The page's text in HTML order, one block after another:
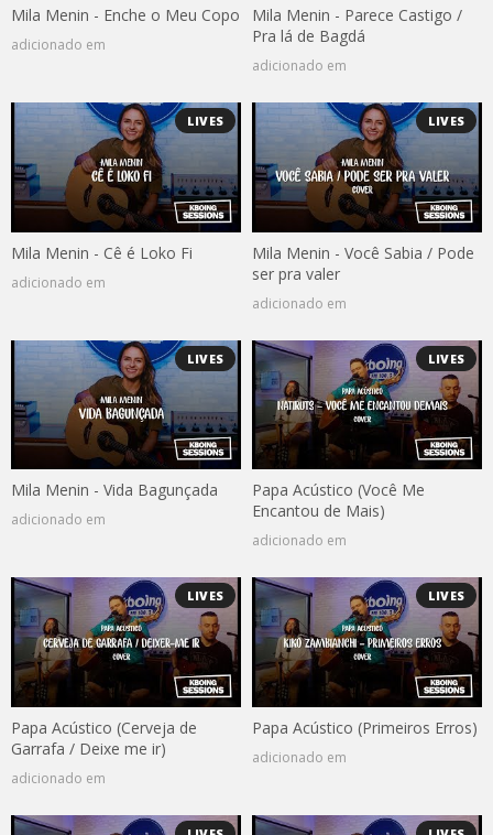
Mila Menin - Enche o Meu Copo
adicionado em
Mila Menin - Parece Castigo /
Pra lá de Bagdá
adicionado em
LIVES
Mila Menin - Cê é Loko Fi
adicionado em
LIVES
Mila Menin - Você Sabia / Pode
ser pra valer
adicionado em
LIVES
Mila Menin - Vida Bagunçada
adicionado em
LIVES
Papa Acústico (Você Me
Encantou de Mais)
adicionado em
LIVES
Papa Acústico (Cerveja de
Garrafa / Deixe me ir)
adicionado em
LIVES
Papa Acústico (Primeiros Erros)
adicionado em